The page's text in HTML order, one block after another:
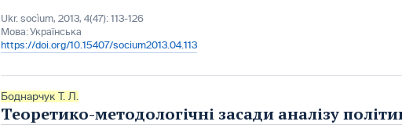
Ukr. socìum, 2013, 4(47): 113-126
Мова:Українська
https://doi.org/10.15407/socium2013.04.113
Боднарчук Т. Л.
Теоретико-методологічні засади аналізу